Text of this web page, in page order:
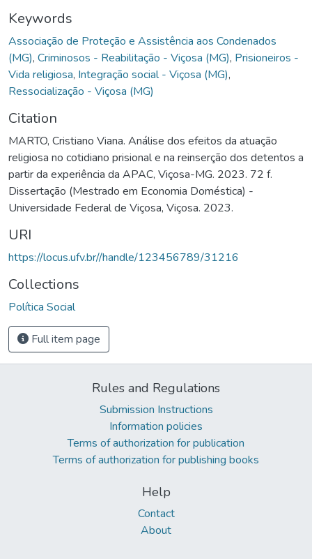
Keywords
Associação de Proteção e Assistência aos Condenados
(MG), Criminosos - Reabilitação - Viçosa (MG), Prisioneiros -
Vida religiosa, Integração social - Viçosa (MG),
Ressocialização - Viçosa (MG)
Citation
MARTO, Cristiano Viana. Análise dos efeitos da atuação
religiosa no cotidiano prisional e na reinserção dos detentos a
partir da experiência da APAC, Viçosa-MG. 2023. 72 f.
Dissertação (Mestrado em Economia Doméstica) -
Universidade Federal de Viçosa, Viçosa. 2023.
URI
https://locus.ufv.br//handle/123456789/31216
Collections
Política Social
Full item page
Rules and Regulations
Submission Instructions
Information policies
Terms of authorization for publication
Terms of authorization for publishing books
Help
Contact
About